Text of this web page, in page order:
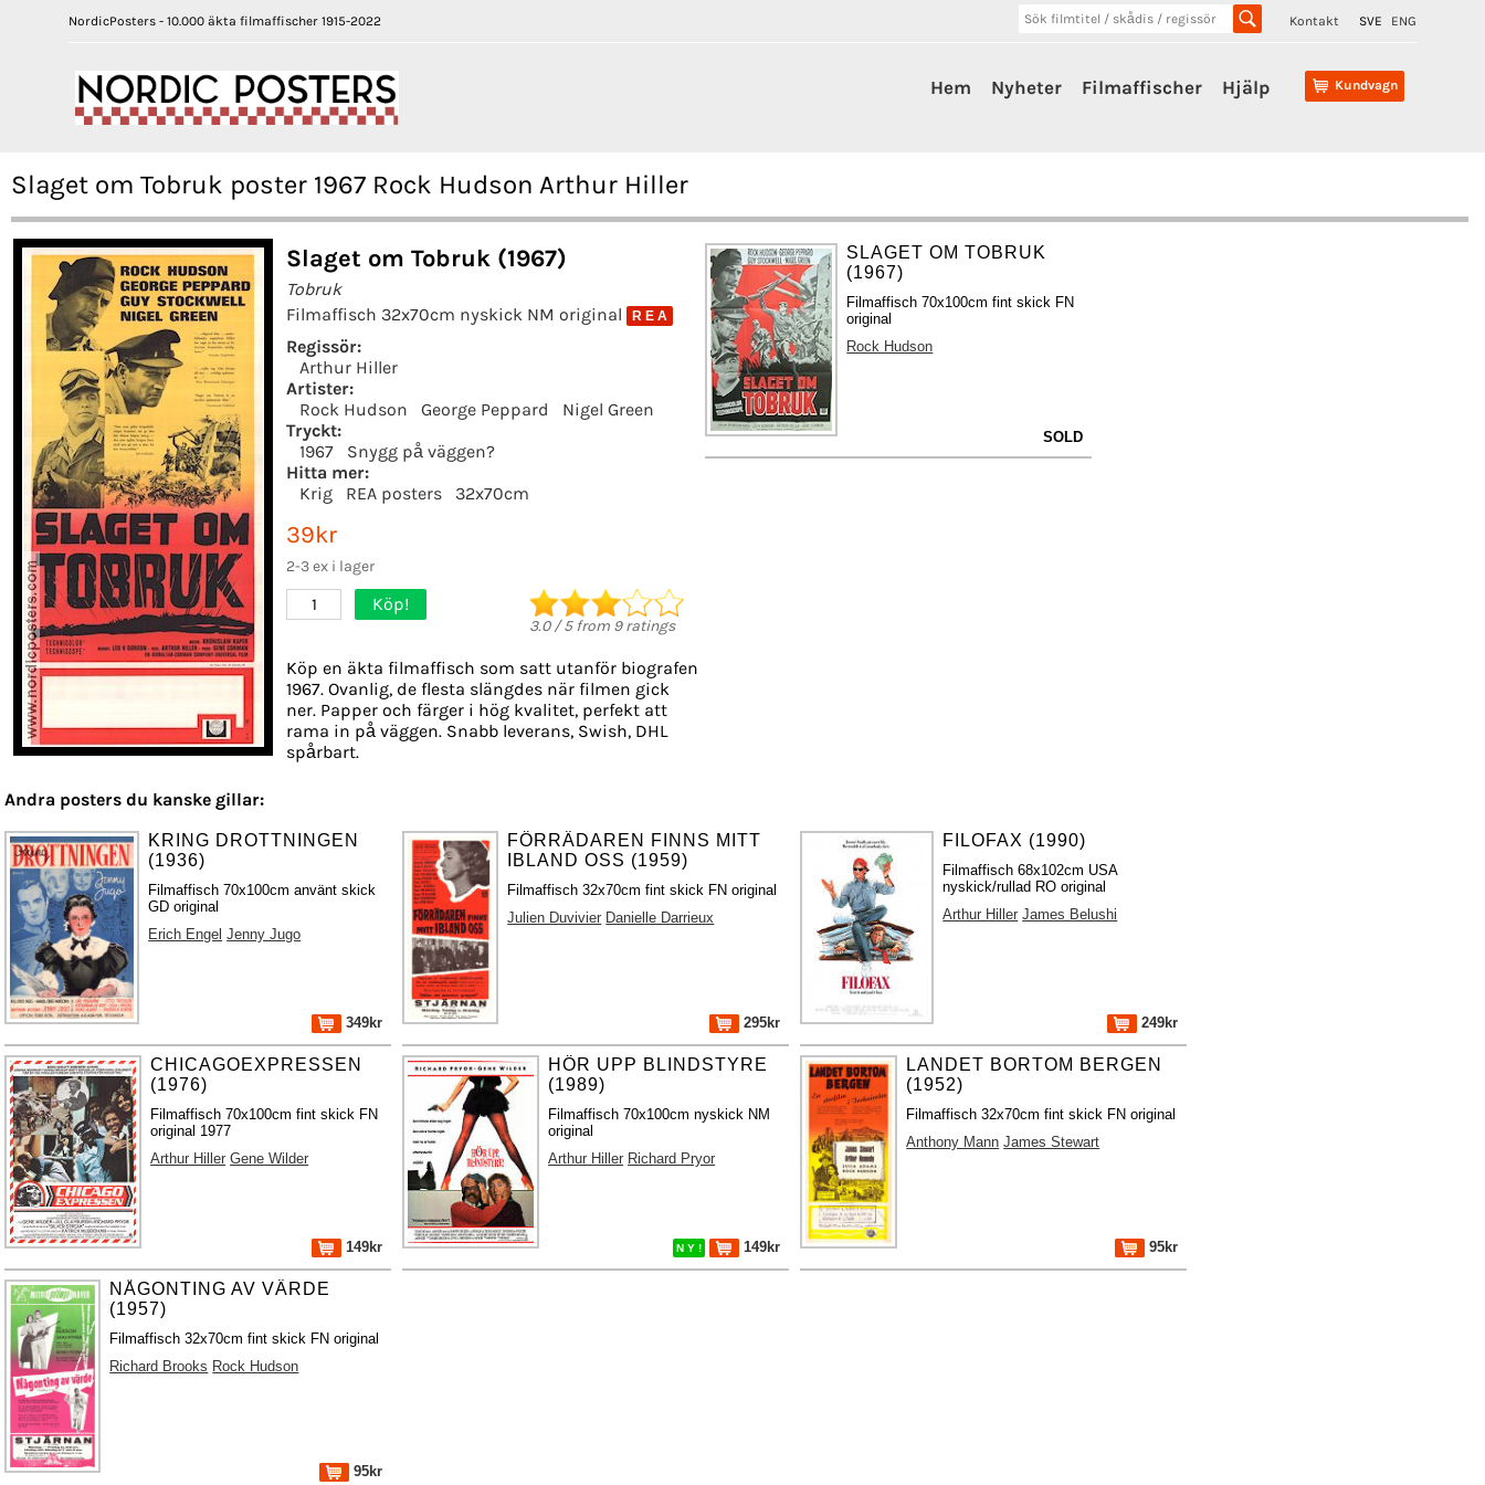
NordicPosters - 10.000 äkta filmaffischer 1915-2022 Kontakt SVE ENG
Kundvagn
Hem Nyheter Filmaffischer Hjälp
Slaget om Tobruk poster 1967 Rock Hudson Arthur Hiller
Slaget om Tobruk (1967)
Tobruk
Filmaffisch 32x70cm nyskick NM original
R E A
Regissör:
Arthur Hiller
Artister:
Rock Hudson
George Peppard
Nigel Green
Tryckt:
1967
Snygg på väggen?
Hitta mer:
Krig
REA posters 32x70cm
39kr
2-3 ex i lager
1 Köp!
3.0/5from 9ratings
Köp en äkta filmaffisch som satt utanför biografen
1967. Ovanlig, de flesta slängdes när filmen gick
ner. Papper och färger i hög kvalitet, perfekt att
rama in på väggen. Snabb leverans, Swish, DHL
spårbart.
SLAGET OM TOBRUK
(1967)
Filmaffisch 70x100cm fint skick FN
original
Rock Hudson
SOLD
Andra posters du kanske gillar:
KRING DROTTNINGEN
(1936)
Filmaffisch 70x100cm använt skick
GD original
Erich Engel Jenny Jugo
349kr
FÖRRÄDAREN FINNS MITT
IBLAND OSS (1959)
Filmaffisch 32x70cm fint skick FN original
Julien Duvivier Danielle Darrieux
295kr
FILOFAX (1990)
Filmaffisch 68x102cm USA
nyskick/rullad RO original
Arthur Hiller James Belushi
249kr
CHICAGOEXPRESSEN
(1976)
Filmaffisch 70x100cm fint skick FN
original 1977
Arthur Hiller Gene Wilder
149kr
HÖR UPP BLINDSTYRE
(1989)
Filmaffisch 70x100cm nyskick NM
original
Arthur Hiller Richard Pryor
N Y ! 149kr
LANDET BORTOM BERGEN
(1952)
Filmaffisch 32x70cm fint skick FN original
Anthony Mann James Stewart
95kr
NÅGONTING AV VÄRDE
(1957)
Filmaffisch 32x70cm fint skick FN original
Richard Brooks Rock Hudson
95kr